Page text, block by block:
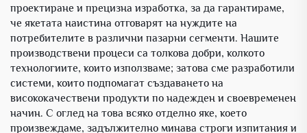
проектиране и прецизна изработка, за да гарантираме,
че якетата наистина отговарят на нуждите на
потребителите в различни пазарни сегменти. Нашите
производствени процеси са толкова добри, колкото
технологиите, които използваме; затова сме разработили
системи, които подпомагат създаването на
висококачествени продукти по надежден и своевременен
начин. С оглед на това всяко отделно яке, което
произвеждаме, задължително минава строги изпитания и